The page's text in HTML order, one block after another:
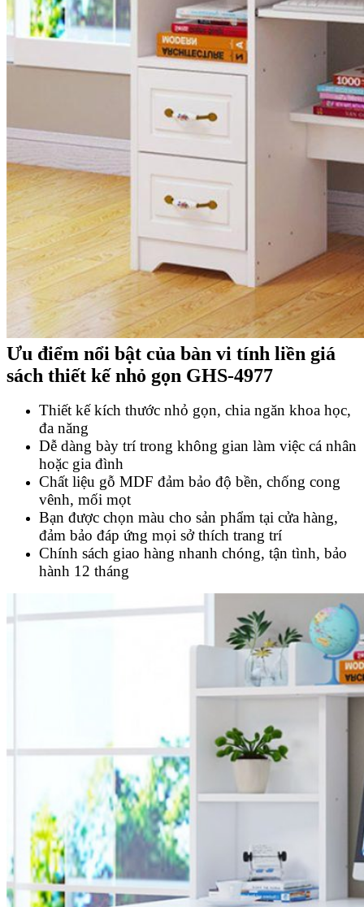
Ưu điểm nổi bật của bàn vi tính liền giá
sách thiết kế nhỏ gọn GHS-4977
Thiết kế kích thước nhỏ gọn, chia ngăn khoa học,
đa năng
Dễ dàng bày trí trong không gian làm việc cá nhân
hoặc gia đình
Chất liệu gỗ MDF đảm bảo độ bền, chống cong
vênh, mối mọt
Bạn được chọn màu cho sản phẩm tại cửa hàng,
đảm bảo đáp ứng mọi sở thích trang trí
Chính sách giao hàng nhanh chóng, tận tình, bảo
hành 12 tháng